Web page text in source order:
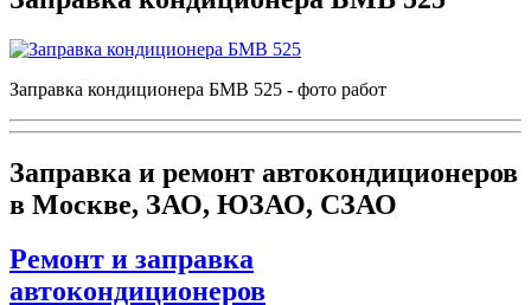
Заправка кондиционера БМВ 525 - фото работ
Заправка и ремонт автокондиционеров
в Москве, ЗАО, ЮЗАО, СЗАО
Ремонт и заправка
автокондиционеров